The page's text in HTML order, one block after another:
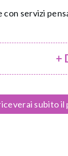
servizi
+
subito